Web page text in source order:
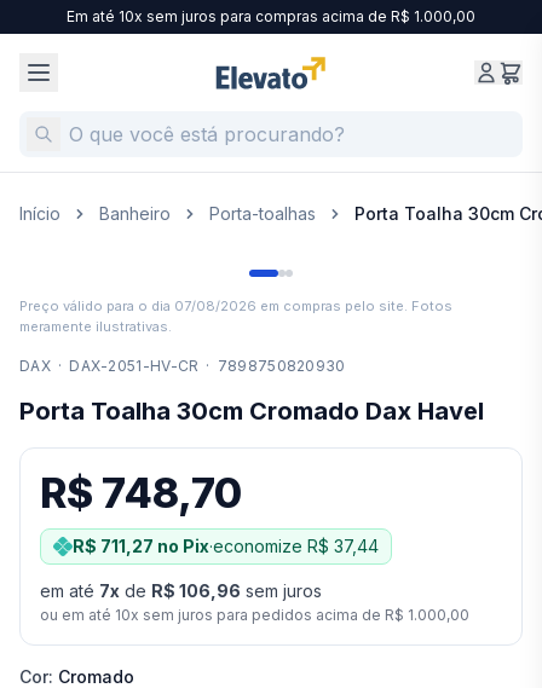
Em até 10x sem juros para compras acima de R$ 1.000,00
Início Banheiro Porta-toalhas Porta Toalha 30cm
Preço válido para o dia 07/08/2026 em compras pelo site. Fotos
meramente ilustrativas.
DAX · DAX-2051-HV-CR · 7898750820930
Porta Toalha 30cm Cromado Dax Havel
R$ 748,70
R$ 711,27 no Pix·economize R$ 37,44
em até 7x de R$ 106,96 sem juros
ou em até 10x sem juros para pedidos acima de R$ 1.000,00
Cor: Cromado